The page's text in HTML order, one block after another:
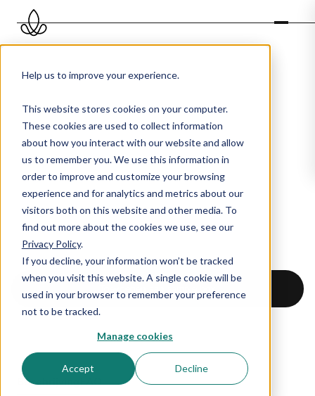
Help us to improve your experience.
This website stores cookies on your computer.
These cookies are used to collect information
about how you interact with our website and allow
us to remember you. We use this information in
order to improve and customize your browsing
experience and for analytics and metrics about our
visitors both on this website and other media. To
find out more about the cookies we use, see our
Privacy Policy.
If you decline, your information won’t be tracked
when you visit this website. A single cookie will be
used in your browser to remember your preference
not to be tracked.
Manage cookies
Accept Decline
Autumn Story
GEUROLIE
Niet-etherisch
Toevoegen aan sample box
Beschrijving